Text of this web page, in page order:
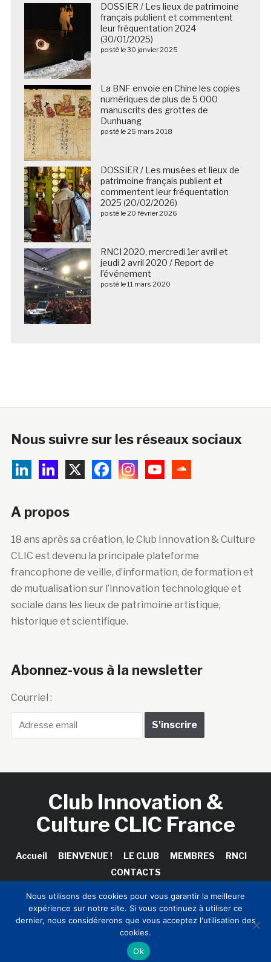
DOSSIER / Les lieux de patrimoine
français publient et commentent
leur fréquentation 2024
(30/01/2025)
posté le 30 janvier 2025
La BNF envoie en Chine les copies
numériques de plus de 5 000
manuscrits des grottes de
Dunhuang
posté le 25 mars 2018
DOSSIER / Les musées et lieux de
patrimoine français publient et
commentent leur fréquentation
2025 (20/02/2026)
posté le 20 février 2026
RNCI 2020, mercredi 1er avril et
jeudi 2 avril 2020 / Report de
l’événement
posté le 11 mars 2020
Nous suivre sur les réseaux sociaux
A propos
18 ans après sa création, le Club Innovation & Culture
CLIC est devenu la principale plateforme
francophone de veille, d’information, de formation et
de mutualisation sur l’innovation technologique et
sociale dans les lieux de patrimoine artistique,
historique et scientifique.
Abonnez-vous à la newsletter
Courriel :
Club Innovation &
Culture CLIC France
Accueil BIENVENUE ! LE CLUB MEMBRES
RNCI
CONTACTS
Copyright © 2026 Club Innovation & Culture CLIC France /
Sinapses Conseils
Nous utilisons des cookies pour vous garantir la meilleure
expérience sur notre site. Si vous continuez à utiliser ce
dernier, nous considérerons que vous acceptez l'utilisation des
cookies.
Ok